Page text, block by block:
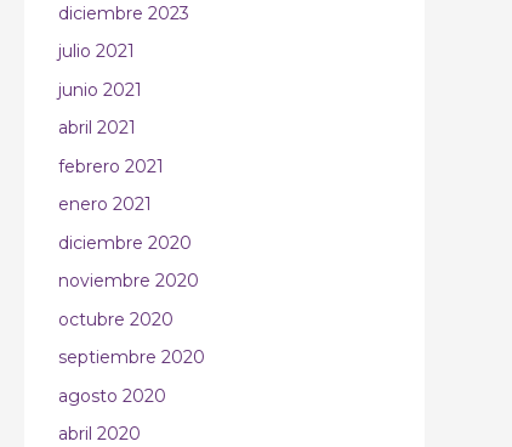
diciembre 2023
julio 2021
junio 2021
abril 2021
febrero 2021
enero 2021
diciembre 2020
noviembre 2020
octubre 2020
septiembre 2020
agosto 2020
abril 2020